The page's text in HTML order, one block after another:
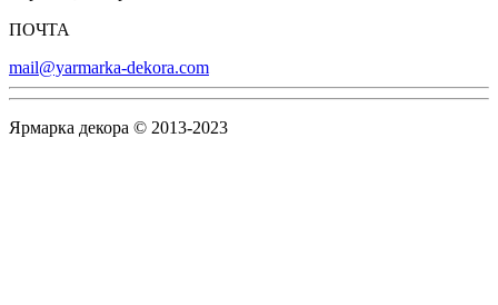
ПОЧТА
mail@yarmarka-dekora.com
Ярмарка декора © 2013-2023